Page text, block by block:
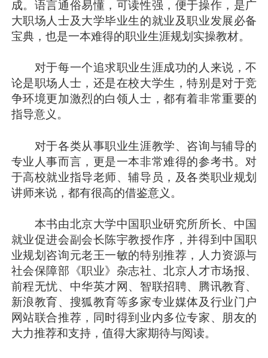
成。语言通俗易懂，可读性强，便于操作，是广
大职场人士及大学毕业生的就业及职业发展必备
宝典，也是一本难得的职业生涯规划实操教材。
对于每一个追求职业生涯成功的人来说，不
论是职场人士，还是在校大学生，特别是对于竞
争环境更加激烈的白领人士，都有着非常重要的
指导意义。
对于各类从事职业生涯教学、咨询与辅导的
专业人事而言，更是一本非常难得的参考书。对
于高校就业指导老师、辅导员，及各类职业规划
讲师来说，都有很高的借鉴意义。
本书由北京大学中国职业研究所所长、中国
就业促进会副会长陈宇教授作序，并得到中国职
业规划咨询元老王一敏的特别推荐，人力资源与
社会保障部《职业》杂志社、北京人才市场报、
前程无忧、中华英才网、智联招聘、腾讯教育、
新浪教育、搜狐教育等多家专业媒体及行业门户
网站联合推荐，同时得到业内多位专家、朋友的
大力推荐和支持，值得大家期待与阅读。